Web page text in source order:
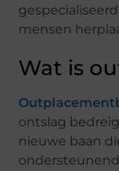
mensen
Wat is
ontslag
nieuwe baan